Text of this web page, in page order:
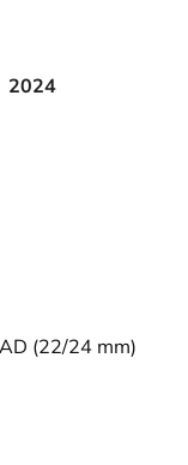
2024
(22/24 mm)